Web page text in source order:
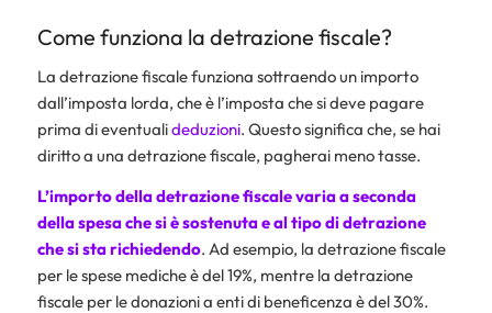
Come funziona la detrazione fiscale?
La detrazione fiscale funziona sottraendo un importo
dall’imposta lorda, che è l’imposta che si deve pagare
prima di eventualideduzioni. Questo significa che, se hai
diritto a una detrazione fiscale, pagherai meno tasse.
L’importo della detrazione fiscale varia a seconda
della spesa che si è sostenuta e al tipo di detrazione
che si sta richiedendo. Ad esempio, la detrazione fiscale
per le spese mediche è del 19%, mentre la detrazione
fiscale per le donazioni a enti di beneficenza è del 30%.